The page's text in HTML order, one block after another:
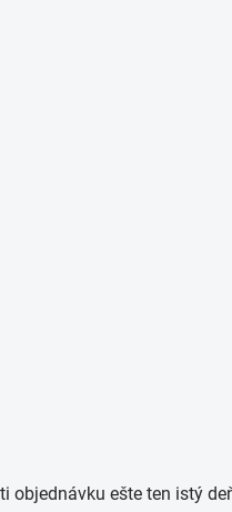
ešte ten istý